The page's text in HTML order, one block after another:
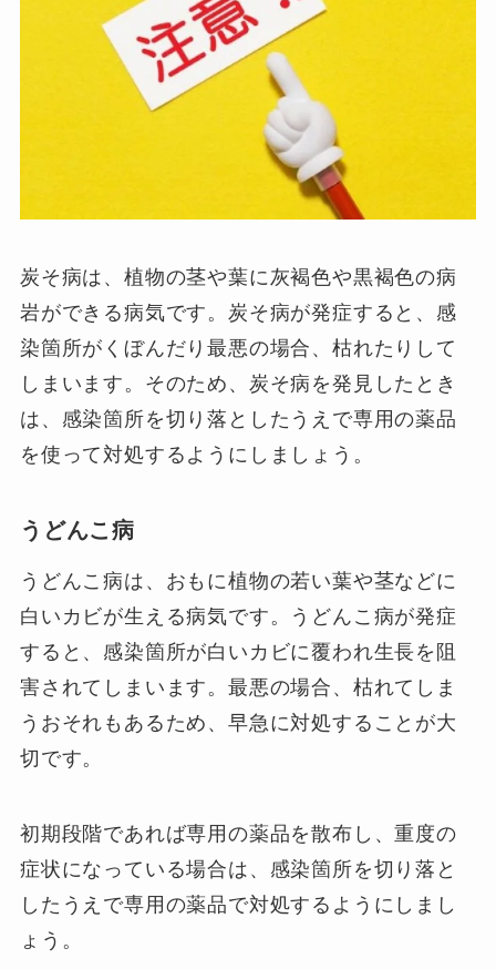
炭そ病は、植物の茎や葉に灰褐色や黒褐色の病
岩ができる病気です。炭そ病が発症すると、感
染箇所がくぼんだり最悪の場合、枯れたりして
しまいます。そのため、炭そ病を発見したとき
は、感染箇所を切り落としたうえで専用の薬品
を使って対処するようにしましょう。
うどんこ病
うどんこ病は、おもに植物の若い葉や茎などに
白いカビが生える病気です。うどんこ病が発症
すると、感染箇所が白いカビに覆われ生長を阻
害されてしまいます。最悪の場合、枯れてしま
うおそれもあるため、早急に対処することが大
切です。
初期段階であれば専用の薬品を散布し、重度の
症状になっている場合は、感染箇所を切り落と
したうえで専用の薬品で対処するようにしまし
ょう。